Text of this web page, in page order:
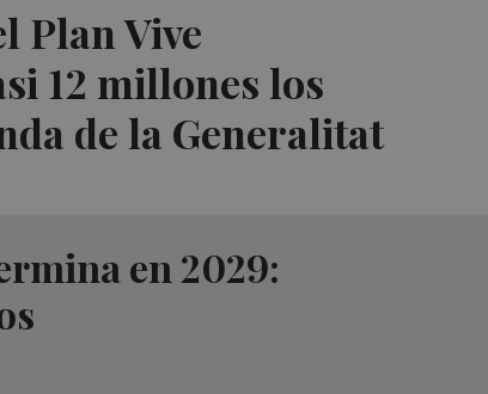
Plan Vive
12 millones los
de la Generalitat
en 2029: